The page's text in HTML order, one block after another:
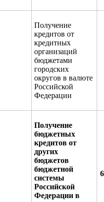
Получение
кредитов от
кредитных
организаций
бюджетами
городских
округов в валюте
Российской
Федерации
Получение
бюджетных
кредитов от
других
бюджетов
бюджетной
системы
Российской
Федерации в